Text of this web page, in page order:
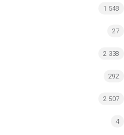
1 548
27
2 338
292
2 507
4